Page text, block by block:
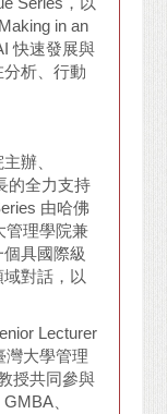
in an
快速發展與
析、行動
辦、
的全力支持
由哈佛
管理學院兼
具國際級
對話，以
Lecturer
灣大學管理
授共同參與
、